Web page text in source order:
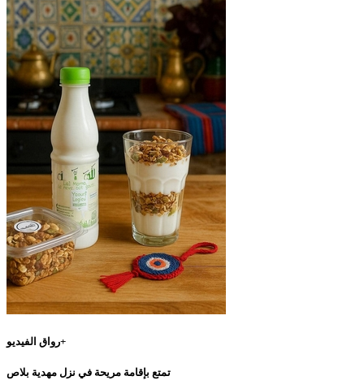
رواق الفيديو+
تمتع بإقامة مريحة في نزل مهدية بلاص